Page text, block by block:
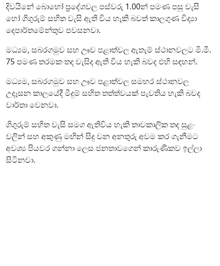
දිවයිනේ බොහෝ ප්‍රදේශවල පස්වරු 1.00න් පමණ පසු වැසි
හෝ ගිගුරුම් සහිත වැසි ඇති විය හැකි බවත් කාලගුණ විද්‍යා
දෙපාර්තමේන්තුව පවසනවා.
මධ්‍යම, සබරගමුව සහ ඌව පළාත්වල ඇතැම් ස්ථානවලට මි.මී.
75 පමණ තරමක තද වැසිද ඇති විය හැකි බවද එහි සඳහන්.
මධ්‍යම, සබරගමුව සහ ඌව පළාත්වල සමහර ස්ථානවල
උදෑසන කාලයේදී මීදුම් සහිත තත්ත්වයක් පැවතිය හැකි බවද
වාර්තා වෙනවා.
ගිගුරුම් සහිත වැසි සමග ඇතිවිය හැකි තාවකාලික තද සුළං
වලින් සහ අකුණු මඟින් සිදු වන අනතුරු අවම කර ගැනීමට
අවශ්‍ය පියවර ගන්නා ලෙස ජනතාවගෙන් කාරුණිකව ඉල්ලා
සිටිනවා.